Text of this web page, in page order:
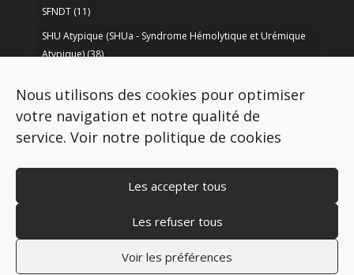
Nous utilisons des cookies pour optimiser
votre navigation et notre qualité de
service. Voir notre politique de cookies
Les accepter tous
Les refuser tous
Voir les préférences
SFNDT(11)
SHU Atypique (SHUa - Syndrome Hémolytique et Urémique
Atypique)(38)
Syndrome de Bartter(8) Syndrome d’Alport(37)
Copyright © 2009-2026 AIRG - FRANCE
Mentions légales–Politique de cookies